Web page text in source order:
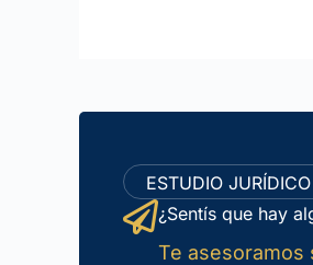
ESTUDIO
¿Sentís que hay
Te asesoramos